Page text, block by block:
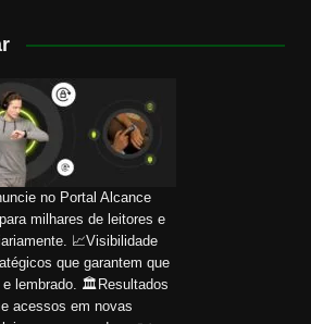
no Portal Alcance
milhares de leitores e
📈Visibilidade
que garantem que
lembrado. 🏛️Resultados
acessos em novas